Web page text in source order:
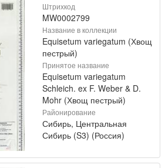
Штрихкод
MW0002799
Название в коллекции
Equisetum variegatum (Хвощ
пестрый)
Принятое название
Equisetum variegatum
Schleich. ex F. Weber & D.
Mohr (Хвощ пестрый)
Районирование
Сибирь, Центральная
Сибирь (S3) (Россия)